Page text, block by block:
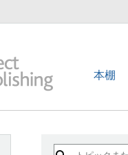
本棚